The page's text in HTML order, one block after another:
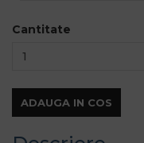
Cantitate
ADAUGA IN COS